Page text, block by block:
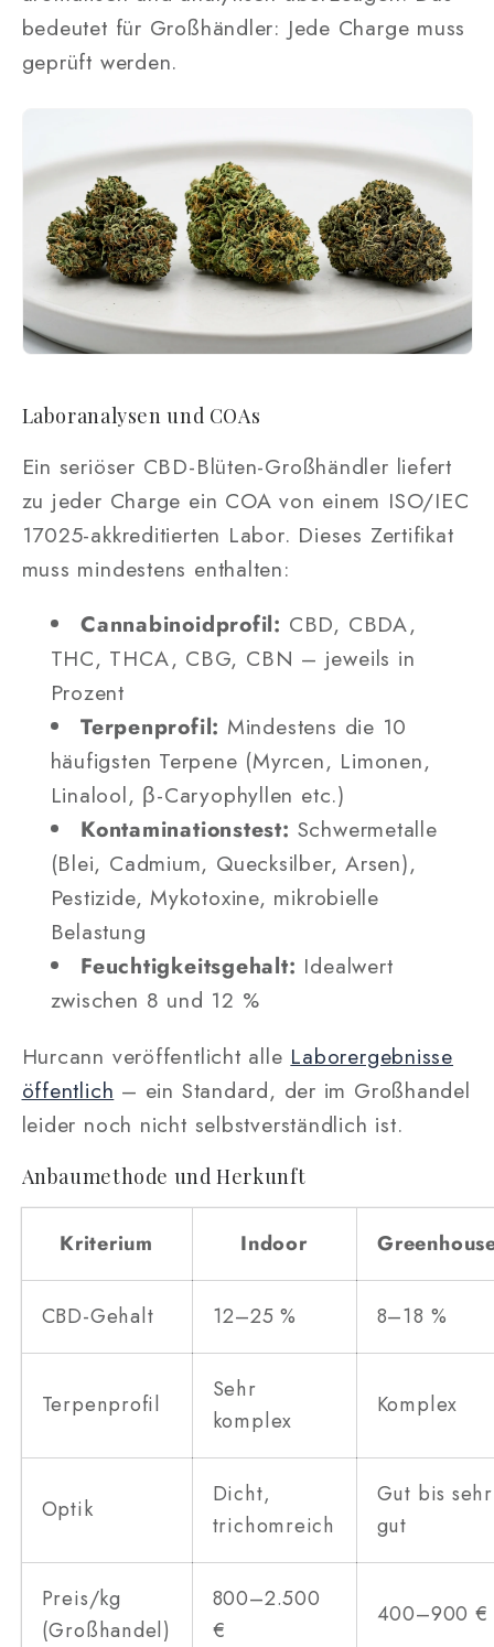
bedeutet für Großhändler: Jede Charge muss
geprüft werden.
Laboranalysen und COAs
Ein seriöser CBD-Blüten-Großhändler liefert
zu jeder Charge ein COA von einem ISO/IEC
17025-akkreditierten Labor. Dieses Zertifikat
muss mindestens enthalten:
Cannabinoidprofil: CBD, CBDA,
THC, THCA, CBG, CBN – jeweils in
Prozent
Terpenprofil: Mindestens die 10
häufigsten Terpene (Myrcen, Limonen,
Linalool, β-Caryophyllen etc.)
Kontaminationstest: Schwermetalle
(Blei, Cadmium, Quecksilber, Arsen),
Pestizide, Mykotoxine, mikrobielle
Belastung
Feuchtigkeitsgehalt: Idealwert
zwischen 8 und 12 %
Hurcann veröffentlicht alle Laborergebnisse
öffentlich – ein Standard, der im Großhandel
leider noch nicht selbstverständlich ist.
Anbaumethode und Herkunft
Kriterium Indoor
CBD-Gehalt 12–25 % 8–18 %
Terpenprofil
Sehr
komplex
Komplex
Optik
Dicht,
trichomreich
Gut bis sehr
gut
Preis/kg
(Großhandel)
800–2.500
€
400–900 €